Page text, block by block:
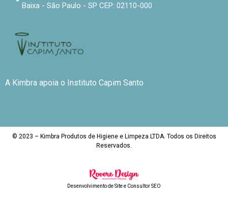
Baixa - São Paulo - SP CEP: 02110-000
A Kimbra apoia o Instituto Capim Santo
© 2023 – Kimbra Produtos de Higiene e Limpeza LTDA. Todos os Direitos
Reservados.
Desenvolvimento de Sitee Consultor SEO